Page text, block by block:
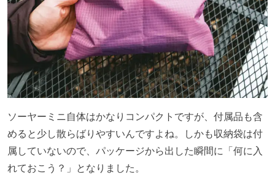
ソーヤーミニ自体はかなりコンパクトですが、付属品も含
めると少し散らばりやすいんですよね。しかも収納袋は付
属していないので、パッケージから出した瞬間に「何に入
れておこう？」となりました。